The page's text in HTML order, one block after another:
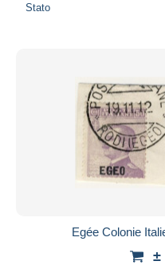
Stato
Egée Colonie
±